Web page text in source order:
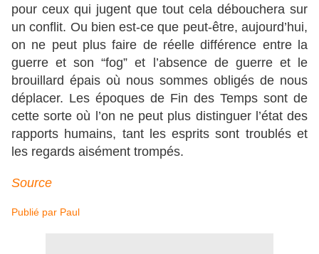
pour ceux qui jugent que tout cela débouchera sur
un conflit. Ou bien est-ce que peut-être, aujourd’hui,
on ne peut plus faire de réelle différence entre la
guerre et son “fog” et l’absence de guerre et le
brouillard épais où nous sommes obligés de nous
déplacer. Les époques de Fin des Temps sont de
cette sorte où l’on ne peut plus distinguer l’état des
rapports humains, tant les esprits sont troublés et
les regards aisément trompés.
Source
Publié par Paul